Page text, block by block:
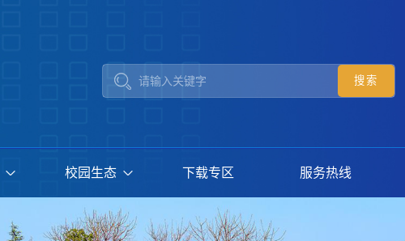
校园生态 下载专区 服务热线